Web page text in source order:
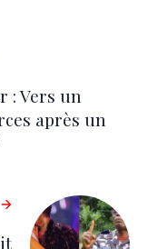
: Vers un
après un